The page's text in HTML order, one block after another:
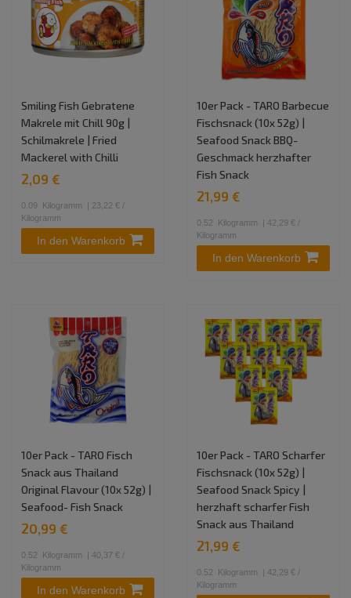
Smiling Fish Gebratene
Makrele mit Chill 90g |
Schilmakrele | Fried
Mackerel with Chilli
2,09 €
0.09 Kilogramm
| 23,22 € /
Kilogramm
In den Warenkorb
10er Pack - TARO Barbecue
Fischsnack (10x 52g) |
Seafood Snack BBQ-
Geschmack herzhafter
Fish Snack
21,99 €
0.52 Kilogramm
| 42,29 € /
Kilogramm
In den Warenkorb
10er Pack - TARO Fisch
Snack aus Thailand
Original Flavour (10x 52g) |
Seafood- Fish Snack
20,99 €
0.52 Kilogramm
| 40,37 € /
Kilogramm
In den Warenkorb
10er Pack - TARO Scharfer
Fischsnack (10x 52g) |
Seafood Snack Spicy |
herzhaft scharfer Fish
Snack aus Thailand
21,99 €
0.52 Kilogramm
| 42,29 € /
Kilogramm